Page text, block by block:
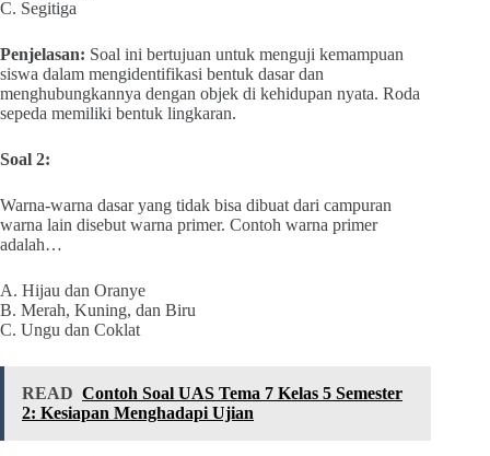
C. Segitiga
Penjelasan: Soal ini bertujuan untuk menguji kemampuan
siswa dalam mengidentifikasi bentuk dasar dan
menghubungkannya dengan objek di kehidupan nyata. Roda
sepeda memiliki bentuk lingkaran.
Soal 2:
Warna-warna dasar yang tidak bisa dibuat dari campuran
warna lain disebut warna primer. Contoh warna primer
adalah…
A. Hijau dan Oranye
B. Merah, Kuning, dan Biru
C. Ungu dan Coklat
READ Contoh Soal UAS Tema 7 Kelas 5 Semester
2: Kesiapan Menghadapi Ujian